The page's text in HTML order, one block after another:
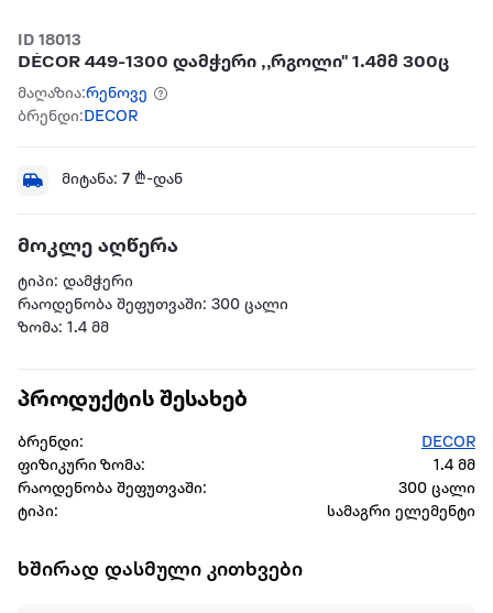
ID 18013
DÉCOR 449-1300 დამჭერი ,,რგოლი" 1.4მმ 300ც
მაღაზია:რენოვე
ბრენდი: DECOR
მიტანა: 7 ₾-დან
მოკლე აღწერა
ტიპი: დამჭერი
რაოდენობა შეფუთვაში: 300 ცალი
ზომა: 1.4 მმ
პროდუქტის შესახებ
ბრენდი:
DECOR
ფიზიკური ზომა:
1.4 მმ
რაოდენობა შეფუთვაში:
300 ცალი
ტიპი:
სამაგრი ელემენტი
ხშირად დასმული კითხვები